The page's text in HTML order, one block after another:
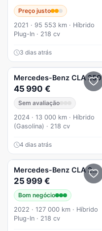
Preço justo
2021 · 95 553 km · Híbrido
Plug-In · 218 cv
3 dias atrás
Mercedes-Benz CLA 250
45 990 €
Sem avaliação
2024 · 13 000 km · Híbrido
(Gasolina) · 218 cv
4 dias atrás
Mercedes-Benz CLA 250
25 999 €
Bom negócio
2022 · 127 000 km · Híbrido
Plug-In · 218 cv